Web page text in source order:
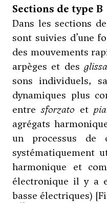
Sections de type B
Dans les sections
sont suivies d’une
des mouvements
arpèges et des
sons individuels,
dynamiques plus
entresforzato et
agrégats
un processus de
systématiquement
harmonique et
électronique il y a
basse électriques)